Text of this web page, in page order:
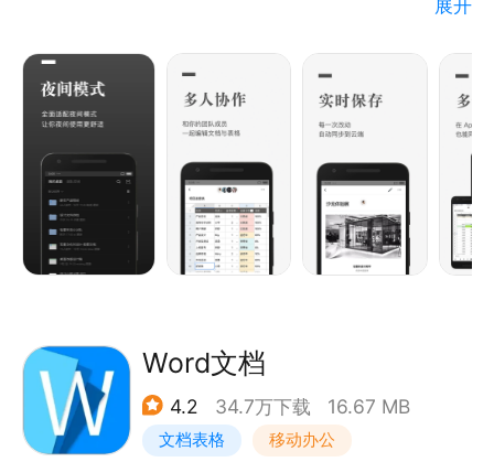
网页端、微信端、App、手机、iPad、电脑......无需数
据线，就可以跨设备、跨平台查看、记录和修改你的文
档和表格，任何改动实时云端保存，再也不怕文件丢失
#简单优雅的界面，强大的编辑功能
不仅能在简约舒适的界面中，静下心来阅读和编辑，还
能发挥创造力，随意选择字体、字号、间距、颜色......
#支持一键导出图片、PDF、Word
除了直接分享文档，还支持一键生成精美长图、复制链
接、导出 PDF 和 Word，并自由分享到微信、钉钉、
微博、QQ 等多个平台。
展开
Word文档
4.2 34.7万下载 16.67 MB
文档表格 移动办公